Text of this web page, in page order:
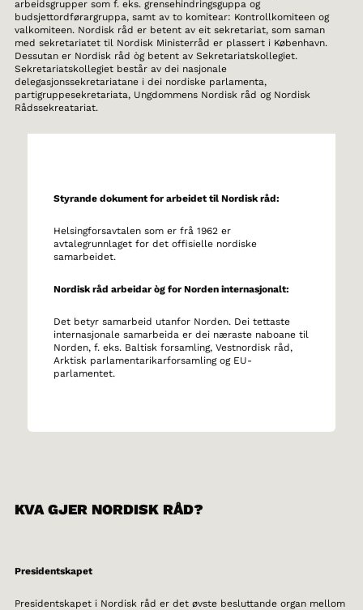
arbeidsgrupper som f. eks. grensehindringsguppa og
budsjettordførargruppa, samt av to komitear: Kontrollkomiteen og
valkomiteen. Nordisk råd er betent av eit sekretariat, som saman
med sekretariatet til Nordisk Ministerråd er plassert i København.
Dessutan er Nordisk råd òg betent av Sekretariatskollegiet.
Sekretariatskollegiet består av dei nasjonale
delegasjonssekretariatane i dei nordiske parlamenta,
partigruppesekretariata, Ungdommens Nordisk råd og Nordisk
Rådssekreatariat.
Styrande dokument for arbeidet til Nordisk råd:
Helsingforsavtalen som er frå 1962 er
avtalegrunnlaget for det offisielle nordiske
samarbeidet.
Nordisk råd arbeidar òg for Norden internasjonalt:
Det betyr samarbeid utanfor Norden. Dei tettaste
internasjonale samarbeida er dei næraste naboane til
Norden, f. eks. Baltisk forsamling, Vestnordisk råd,
Arktisk parlamentarikarforsamling og EU-
parlamentet.
KVA GJER NORDISK RÅD?
Presidentskapet
Presidentskapet i Nordisk råd er det øvste besluttande organ mellom